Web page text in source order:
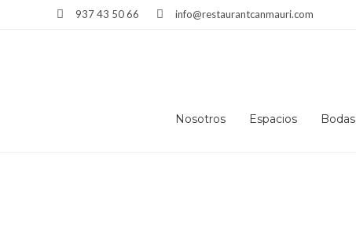
info@restaurantcanmauri.com
937 43 50 66
Nosotros Espacios Bodas